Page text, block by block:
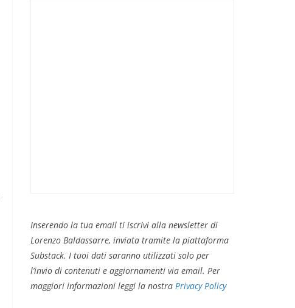
Inserendo la tua email ti iscrivi alla newsletter di
Lorenzo Baldassarre, inviata tramite la piattaforma
Substack. I tuoi dati saranno utilizzati solo per
l’invio di contenuti e aggiornamenti via email. Per
maggiori informazioni leggi la nostra Privacy Policy